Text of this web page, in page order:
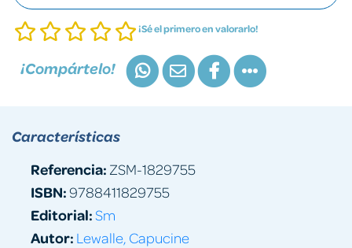
¡Sé el primero en valorarlo!
¡Compártelo!
Características
Referencia: ZSM-1829755
ISBN:9788411829755
Editorial:Sm
Autor: Lewalle, Capucine